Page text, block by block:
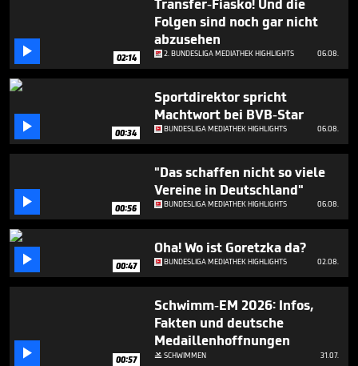
 02:14
Transfer-Fiasko! Und die
Folgen sind noch gar nicht
abzusehen
2. BUNDESLIGA MEDIATHEK HIGHLIGHTS 06.08.
 00:34
Sportdirektor spricht
Machtwort bei BVB-Star
BUNDESLIGA MEDIATHEK HIGHLIGHTS 06.08.
 00:56
"Das schaffen nicht so viele
Vereine in Deutschland"
BUNDESLIGA MEDIATHEK HIGHLIGHTS 06.08.
 00:47
Oha! Wo ist Goretzka da?
BUNDESLIGA MEDIATHEK HIGHLIGHTS 02.08.
 00:57
Schwimm-EM 2026: Infos,
Fakten und deutsche
Medaillenhoffnungen
SCHWIMMEN 31.07.